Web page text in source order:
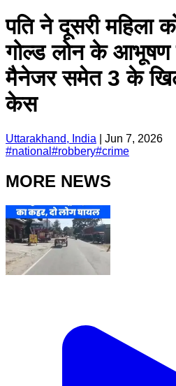
पति ने दूसरी महिला
गोल्ड लोन के आभूषण
मैनेजर समेत 3 के
केस
Uttarakhand, India
Jun 7, 2026
#national #robbery#crime
MORE NEWS